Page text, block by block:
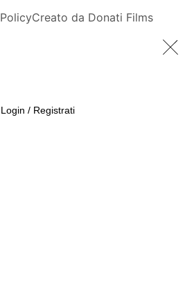
Creato da Donati Films
Login / Registrati